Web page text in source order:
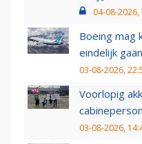
04-08-2026,
Boeing mag
eindelijk
03-08-2026,
Voorlopig
03-08-2026,